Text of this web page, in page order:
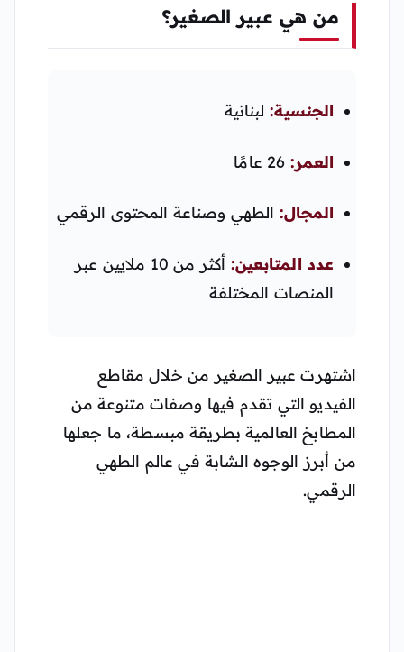
من هي عبير الصغير؟
الجنسية: لبنانية
العمر:
المجال: الطهي وصناعة المحتوى الرقمي
عدد المتابعين:
أكثر من 10 ملايين عبر
المنصات المختلفة
اشتهرت عبير الصغير من خلال مقاطع
الفيديو التي تقدم فيها وصفات متنوعة من
المطابخ العالمية بطريقة مبسطة، ما جعلها
من أبرز الوجوه الشابة في عالم الطهي
الرقمي.